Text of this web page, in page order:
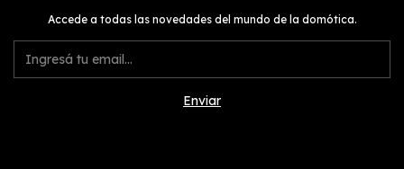
Accede a todas las novedades del mundo de la domótica.